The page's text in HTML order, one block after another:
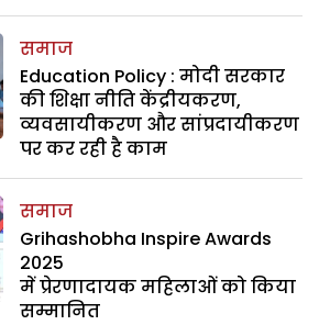
समाज
Education Policy : मोदी सरकार
की शिक्षा नीति केंद्रीयकरण,
व्यवसायीकरण और सांप्रदायीकरण
पर कर रही है काम
समाज
Grihashobha Inspire Awards
2025
में प्रेरणादायक महिलाओं को किया
सम्मानित